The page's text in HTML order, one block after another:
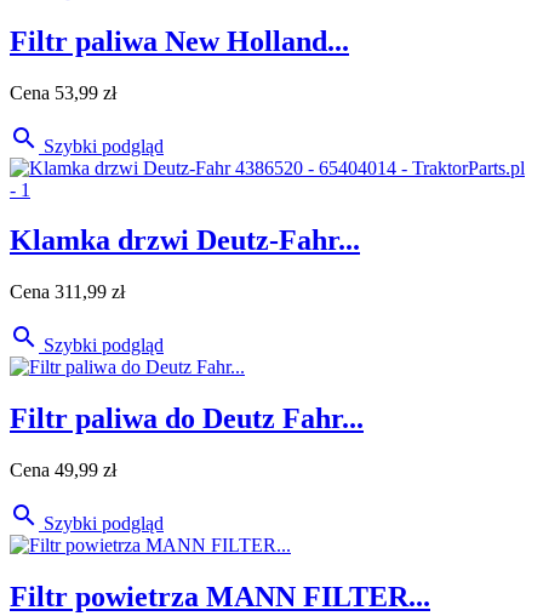
Filtr paliwa New Holland...
Cena 53,99 zł
 Szybki podgląd
Klamka drzwi Deutz-Fahr...
Cena 311,99 zł
 Szybki podgląd
Filtr paliwa do Deutz Fahr...
Cena 49,99 zł
 Szybki podgląd
Filtr powietrza MANN FILTER...